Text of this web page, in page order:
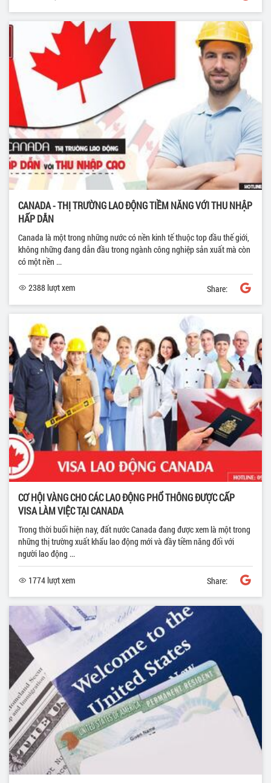
CANADA - THỊ TRƯỜNG LAO ĐỘNG TIỀM NĂNG VỚI THU NHẬP
HẤP DẪN
Canada là một trong những nước có nền kinh tế thuộc top đầu thế giới,
không những đang dẫn đầu trong ngành công nghiệp sản xuất mà còn
có một nền ...
2388 lượt xem Share:
CƠ HỘI VÀNG CHO CÁC LAO ĐỘNG PHỔ THÔNG ĐƯỢC CẤP
VISA LÀM VIỆC TẠI CANADA
Trong thời buổi hiện nay, đất nước Canada đang được xem là một trong
những thị trường xuất khẩu lao động mới và đầy tiềm năng đối với
người lao động ...
1774 lượt xem Share: